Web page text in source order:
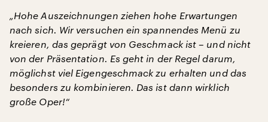
„Hohe Auszeichnungen ziehen hohe Erwartungen
nach sich. Wir versuchen ein spannendes Menü zu
kreieren, das geprägt von Geschmack ist – und nicht
von der Präsentation. Es geht in der Regel darum,
möglichst viel Eigengeschmack zu erhalten und das
besonders zu kombinieren. Das ist dann wirklich
große Oper!“